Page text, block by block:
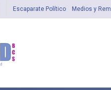
Escaparate Político Medios y